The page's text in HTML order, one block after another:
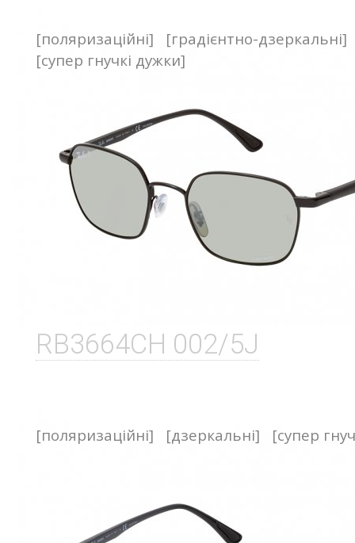
RB3664CH 002/5J
[поляризаційні]
[градієнтно-дзеркальні]
[супер гнучкі дужки]
[поляризаційні] [дзеркальні] [супер